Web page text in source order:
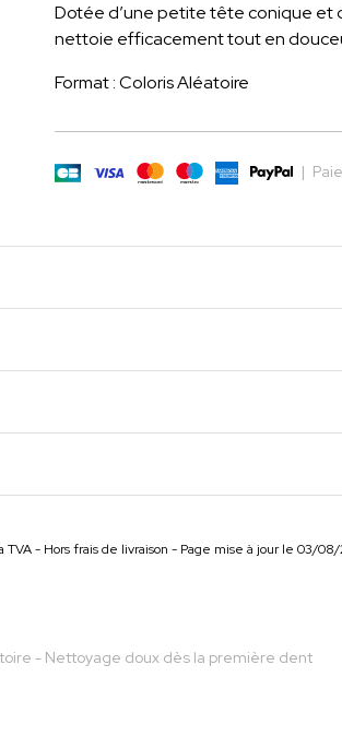
Dotée d’une petite tête conique et
nettoie efficacement tout en
Format : Coloris Aléatoire
|
- Hors frais de livraison - Page mise à jour le 03/
- Nettoyage doux dès la première dent